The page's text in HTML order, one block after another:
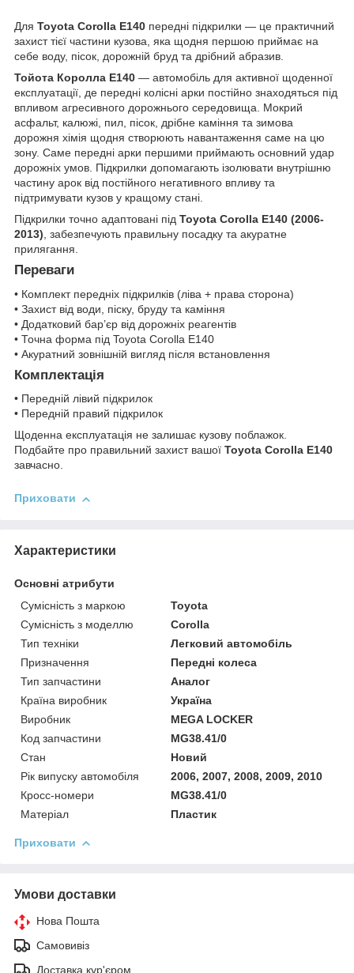
Для Toyota Corolla E140 передні підкрилки — це практичний
захист тієї частини кузова, яка щодня першою приймає на
себе воду, пісок, дорожній бруд та дрібний абразив.
Тойота Королла E140 — автомобіль для активної щоденної
експлуатації, де передні колісні арки постійно знаходяться під
впливом агресивного дорожнього середовища. Мокрий
асфальт, калюжі, пил, пісок, дрібне каміння та зимова
дорожня хімія щодня створюють навантаження саме на цю
зону. Саме передні арки першими приймають основний удар
дорожніх умов. Підкрилки допомагають ізолювати внутрішню
частину арок від постійного негативного впливу та
підтримувати кузов у кращому стані.
Підкрилки точно адаптовані під Toyota Corolla E140 (2006-
2013) , забезпечують правильну посадку та акуратне
прилягання.
Переваги
• Комплект передніх підкрилків (ліва + права сторона)
• Захист від води, піску, бруду та каміння
• Додатковий бар’єр від дорожніх реагентів
• Точна форма під Toyota Corolla E140
• Акуратний зовнішній вигляд після встановлення
Комплектація
• Передній лівий підкрилок
• Передній правий підкрилок
Щоденна експлуатація не залишає кузову поблажок.
Подбайте про правильний захист вашої Toyota Corolla E140
завчасно.
Приховати
Характеристики
Основні атрибути
Сумісність з маркою
Toyota
Сумісність з моделлю
Corolla
Тип техніки
Легковий автомобіль
Призначення
Передні колеса
Тип запчастини
Аналог
Країна виробник
Україна
Виробник
MEGA LOCKER
Код запчастини
MG38.41/0
Стан
Новий
Рік випуску автомобіля
2006, 2007, 2008, 2009, 2010
Кросс-номери
MG38.41/0
Матеріал
Пластик
Приховати
Умови доставки
Нова Пошта
Самовивіз
Доставка кур'єром